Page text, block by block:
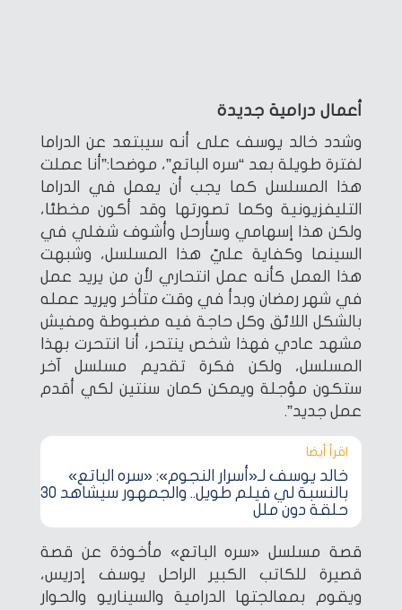
أعمال درامية جديدة
وشدد خالد يوسف على أنه سيبتعد عن الدراما
لفترة طويلة بعد “سره الباتع”، موضحا:”أنا عملت
هذا المسلسل كما يجب أن يعمل في الدراما
التليفزيونية وكما تصورتها وقد أكون مخطئا،
ولكن هذا إسهامي وسأرحل وأشوف شغلي في
السينما وكفاية عليّ هذا المسلسل، وشبهت
هذا العمل كأنه عمل انتحاري لأن من يريد عمل
في شهر رمضان وبدأ في وقت متأخر ويريد عمله
بالشكل اللائق وكل حاجة فيه مضبوطة ومفيش
مشهد عادي فهذا شخص ينتحر، أنا انتحرت بهذا
المسلسل، ولكن فكرة تقديم مسلسل آخر
ستكون مؤجلة ويمكن كمان سنتين لكي أقدم
عمل جديد”.
اقرأ أيضا‎
خالد يوسف لـ«أسرار النجوم»: «سره الباتع»
بالنسبة لي فيلم طويل.. والجمهور سيشاهد 30
حلقة دون ملل
قصة مسلسل «سره الباتع» مأخوذة عن قصة
قصيرة للكاتب الكبير الراحل يوسف إدريس،
ويقوم بمعالجتها الدرامية والسيناريو والحوار